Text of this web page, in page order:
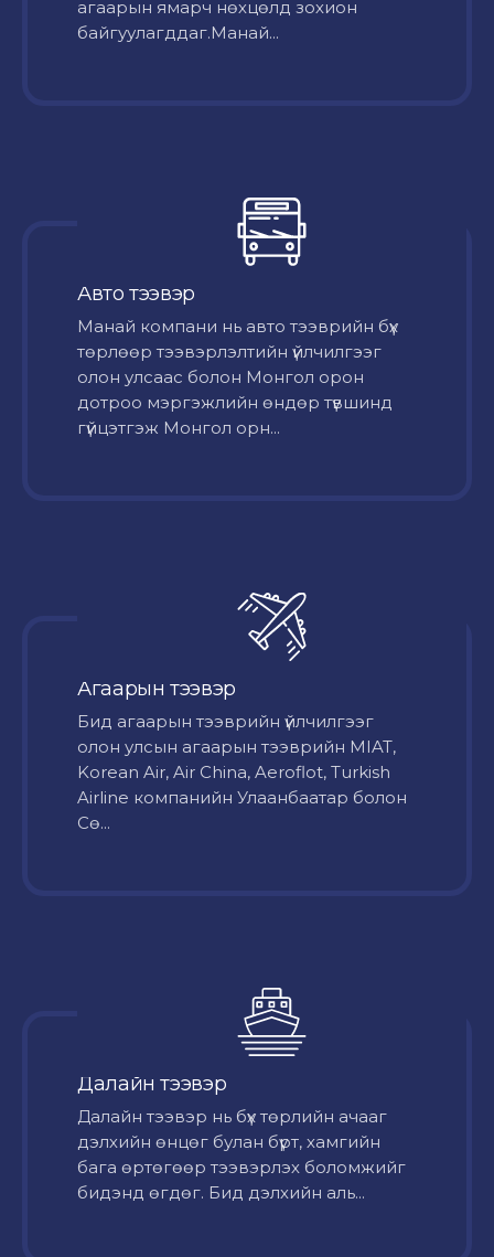
агаарын ямарч нөхцөлд зохион
байгуулагддаг.Манай...
Авто тээвэр
Mанай компани нь авто тээврийн бүх
төрлөөр тээвэрлэлтийн үйлчилгээг
олон улсаас болон Монгол орон
дотроо мэргэжлийн өндөр түвшинд
гүйцэтгэж Монгол орн...
Агаарын тээвэр
Бид агаарын тээврийн үйлчилгээг
олон улсын агаарын тээврийн MIAT,
Korean Air, Air China, Aeroflot, Turkish
Airline компанийн Улаанбаатар болон
Сө...
Далайн тээвэр
Далайн тээвэр нь бүх төрлийн ачааг
дэлхийн өнцөг булан бүрт, хамгийн
бага өртөгөөр тээвэрлэх боломжийг
бидэнд өгдөг. Бид дэлхийн аль...